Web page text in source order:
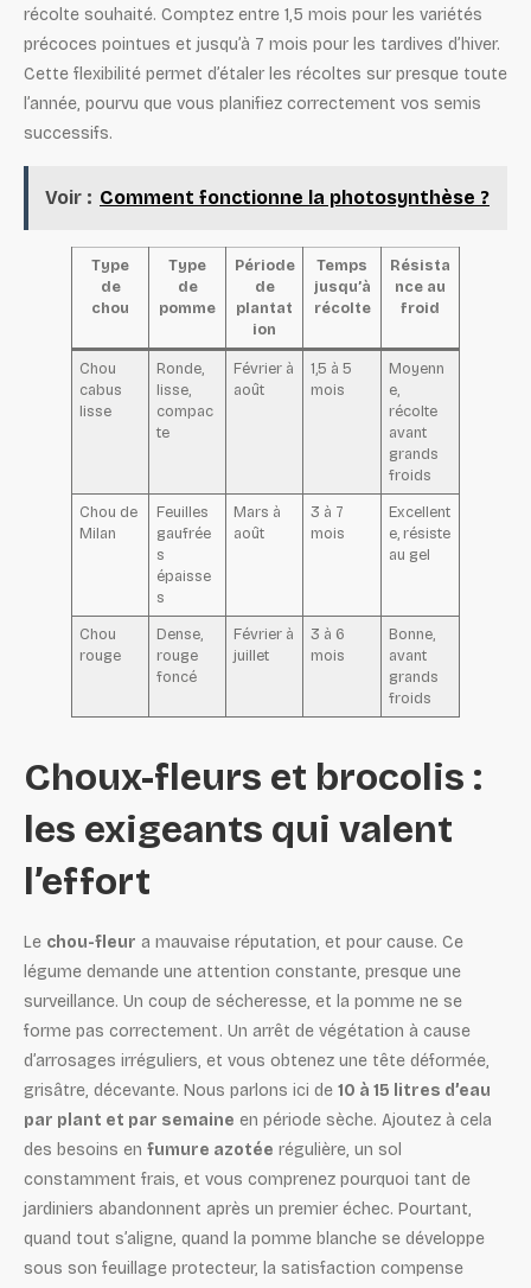
récolte souhaité. Comptez entre 1,5 mois pour les variétés
précoces pointues et jusqu’à 7 mois pour les tardives d’hiver.
Cette flexibilité permet d’étaler les récoltes sur presque toute
l’année, pourvu que vous planifiez correctement vos semis
successifs.
Voir : Comment fonctionne la photosynthèse ?
Type
de
chou
Type
de
pomme
Période
de
plantat
ion
Temps
jusqu’à
récolte
Résista
nce au
froid
Chou
cabus
lisse
Ronde,
lisse,
compac
te
Février à
août
1,5 à 5
mois
Moyenn
e,
récolte
avant
grands
froids
Chou de
Milan
Feuilles
gaufrée
s
épaisse
s
Mars à
août
3 à 7
mois
Excellent
e, résiste
au gel
Chou
rouge
Dense,
rouge
foncé
Février à
juillet
3 à 6
mois
Bonne,
avant
grands
froids
Choux-fleurs et brocolis :
les exigeants qui valent
l’effort
Le chou-fleur a mauvaise réputation, et pour cause. Ce
légume demande une attention constante, presque une
surveillance. Un coup de sécheresse, et la pomme ne se
forme pas correctement. Un arrêt de végétation à cause
d’arrosages irréguliers, et vous obtenez une tête déformée,
grisâtre, décevante. Nous parlons ici de 10 à 15 litres d’eau
par plant et par semaine en période sèche. Ajoutez à cela
des besoins en fumure azotée régulière, un sol
constamment frais, et vous comprenez pourquoi tant de
jardiniers abandonnent après un premier échec. Pourtant,
quand tout s’aligne, quand la pomme blanche se développe
sous son feuillage protecteur, la satisfaction compense